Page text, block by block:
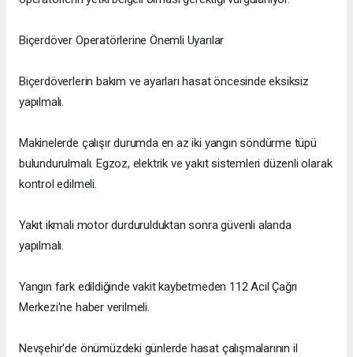
Biçerdöver Operatörlerine Önemli Uyarılar
Biçerdöverlerin bakım ve ayarları hasat öncesinde eksiksiz
yapılmalı.
Makinelerde çalışır durumda en az iki yangın söndürme tüpü
bulundurulmalı. Egzoz, elektrik ve yakıt sistemleri düzenli olarak
kontrol edilmeli.
Yakıt ikmali motor durdurulduktan sonra güvenli alanda
yapılmalı.
Yangın fark edildiğinde vakit kaybetmeden 112 Acil Çağrı
Merkezi'ne haber verilmeli.
Nevşehir'de önümüzdeki günlerde hasat çalışmalarının il